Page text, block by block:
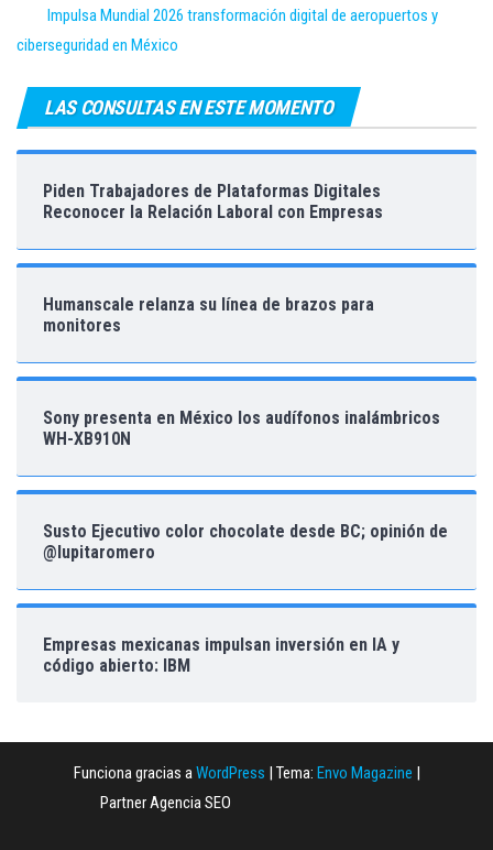
Impulsa Mundial 2026 transformación digital de aeropuertos y
ciberseguridad en México
LAS CONSULTAS EN ESTE MOMENTO
Piden Trabajadores de Plataformas Digitales
Reconocer la Relación Laboral con Empresas
Humanscale relanza su línea de brazos para
monitores
Sony presenta en México los audífonos inalámbricos
WH-XB910N
Susto Ejecutivo color chocolate desde BC; opinión de
@lupitaromero
Empresas mexicanas impulsan inversión en IA y
código abierto: IBM
Funciona gracias aWordPress Tema: Envo Magazine
Partner Agencia SEO